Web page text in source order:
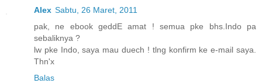
Alex Sabtu, 26 Maret, 2011
pak, ne ebook geddE amat ! semua pke bhs.Indo pa
sebaliknya ?
lw pke Indo, saya mau duech ! tlng konfirm ke e-mail saya.
Thn'x
Balas